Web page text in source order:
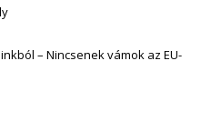
– Nincsenek vámok az EU-